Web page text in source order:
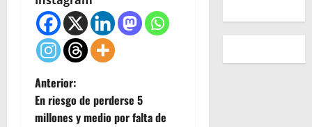
N
a
Anterior:
En riesgo de perderse 5
millones y medio por falta de